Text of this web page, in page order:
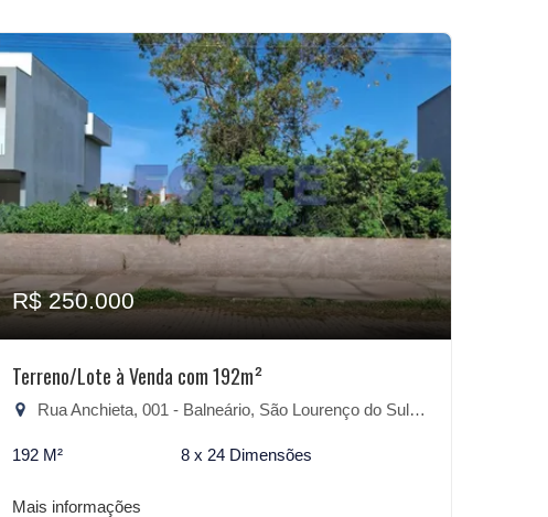
R$ 250.000
Terreno/Lote à Venda com 192m²
Rua Anchieta, 001 - Balneário, São Lourenço do Sul-RS
192 M² 8 x 24 Dimensões
Mais informações